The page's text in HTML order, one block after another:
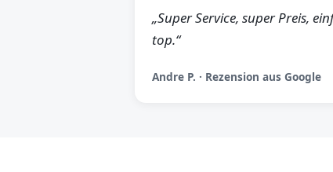
„Super Service, super Preis,
top.“
Andre P. · Rezension aus Google